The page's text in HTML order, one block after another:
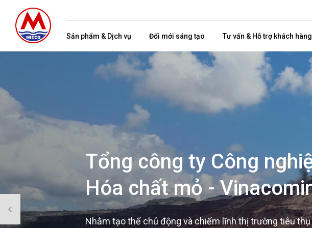
Sản phẩm & Dịch vụ Đổi mới sáng tạo Tư vấn & Hỗ trợ khách hàng